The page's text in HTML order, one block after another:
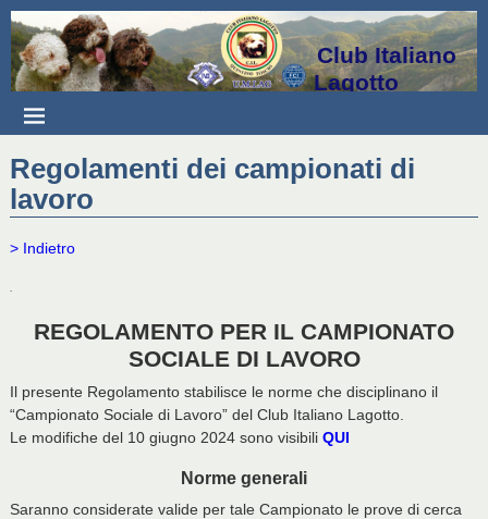
Club Italiano
Lagotto
Regolamenti dei campionati di
lavoro
> Indietro
.
REGOLAMENTO PER IL CAMPIONATO
SOCIALE DI LAVORO
Il presente Regolamento stabilisce le norme che disciplinano il
“Campionato Sociale di Lavoro” del Club Italiano Lagotto.
Le modifiche del 10 giugno 2024 sono visibili QUI
Norme generali
Saranno considerate valide per tale Campionato le prove di cerca